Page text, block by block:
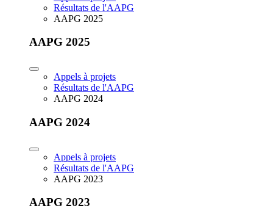
Résultats de l'AAPG
AAPG 2025
AAPG 2025
Appels à projets
Résultats de l'AAPG
AAPG 2024
AAPG 2024
Appels à projets
Résultats de l'AAPG
AAPG 2023
AAPG 2023